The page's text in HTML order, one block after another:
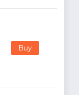
Buy